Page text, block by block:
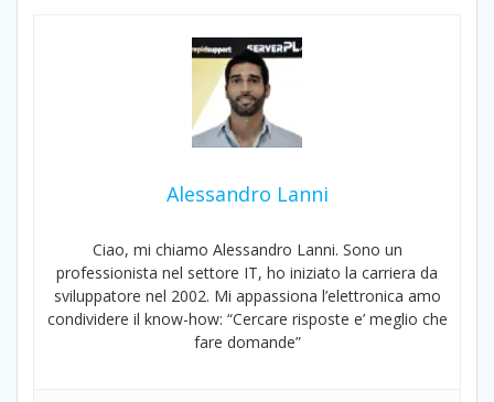
Alessandro Lanni
Ciao, mi chiamo Alessandro Lanni. Sono un
professionista nel settore IT, ho iniziato la carriera da
sviluppatore nel 2002. Mi appassiona l’elettronica amo
condividere il know-how: “Cercare risposte e’ meglio che
fare domande”